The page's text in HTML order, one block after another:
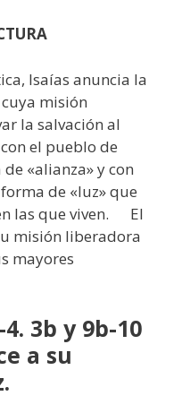
Isaías anuncia la
misión
la salvación al
el pueblo de
«alianza» y con
de «luz» que
las que viven. El
misión liberadora
mayores
3b y 9b-10
a su